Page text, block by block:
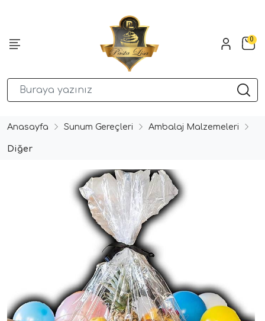
0
Anasayfa Sunum Gereçleri Ambalaj Malzemeleri
Diğer